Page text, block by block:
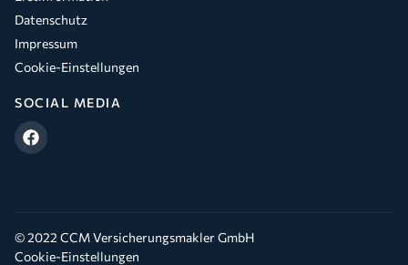
Datenschutz
Impressum
Cookie-Einstellungen
SOCIAL MEDIA
© 2022 CCM Versicherungsmakler GmbH
Cookie-Einstellungen